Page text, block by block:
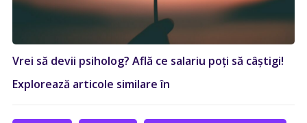
Vrei să devii psiholog? Află ce salariu poți să câștigi!
Explorează articole similare în